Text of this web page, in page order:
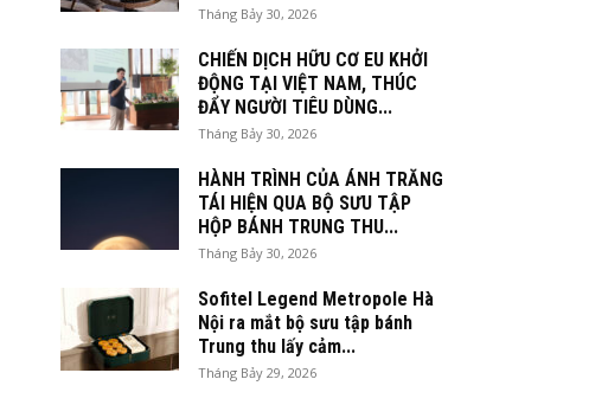
Tháng Bảy 30, 2026
CHIẾN DỊCH HỮU CƠ EU KHỞI
ĐỘNG TẠI VIỆT NAM, THÚC
ĐẨY NGƯỜI TIÊU DÙNG...
Tháng Bảy 30, 2026
HÀNH TRÌNH CỦA ÁNH TRĂNG
TÁI HIỆN QUA BỘ SƯU TẬP
HỘP BÁNH TRUNG THU...
Tháng Bảy 30, 2026
Sofitel Legend Metropole Hà
Nội ra mắt bộ sưu tập bánh
Trung thu lấy cảm...
Tháng Bảy 29, 2026